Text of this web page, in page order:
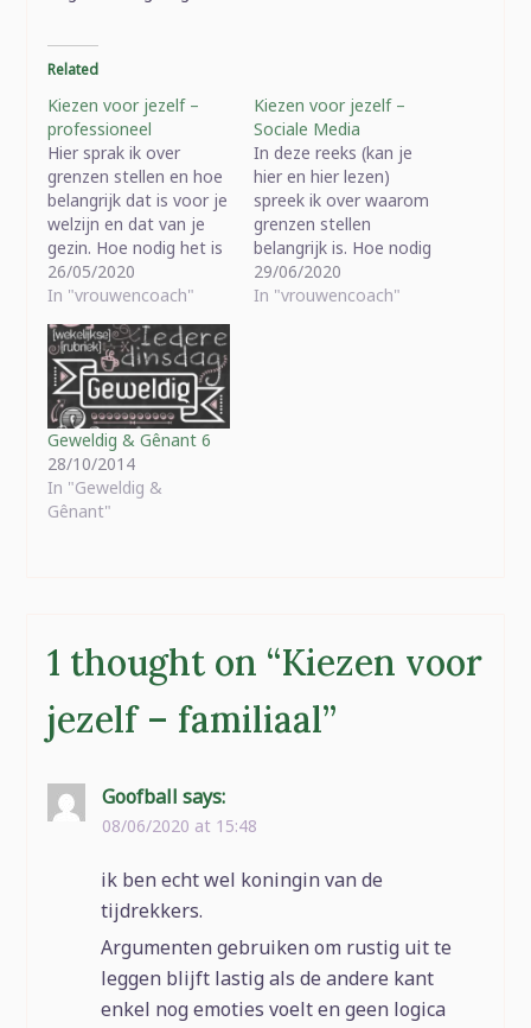
Related
Kiezen voor jezelf –
professioneel
Hier sprak ik over
grenzen stellen en hoe
belangrijk dat is voor je
welzijn en dat van je
gezin. Hoe nodig het is
dat je tegen jezelf en
de mensen rond je “tot
hier en niet verder”
zegt, of dat nu
professioneel, familiaal
of zelfs via sociale
media is. Ik…
26/05/2020
In "vrouwencoach"
Kiezen voor jezelf –
Sociale Media
In deze reeks (kan je
hier en hier lezen)
spreek ik over waarom
grenzen stellen
belangrijk is. Hoe nodig
het is dat je tegen
jezelf en de mensen
29/06/2020
In "vrouwencoach"
Geweldig & Gênant 6
28/10/2014
In "Geweldig &
Gênant"
1 thought on “Kiezen voor
jezelf – familiaal”
Goofball says:
08/06/2020 at 15:48
ik ben echt wel koningin van de
tijdrekkers.
Argumenten gebruiken om rustig uit te
leggen blijft lastig als de andere kant
enkel nog emoties voelt en geen logica